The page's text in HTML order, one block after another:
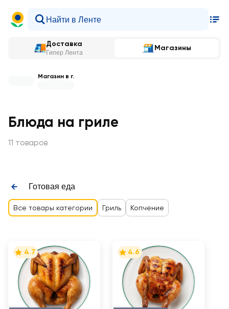
Доставка
Гипер Лента
Магазины
Магазин в г.
Блюда на гриле
11 товаров
Готовая еда
Все товары категории Гриль Копчение
4.7 4.6